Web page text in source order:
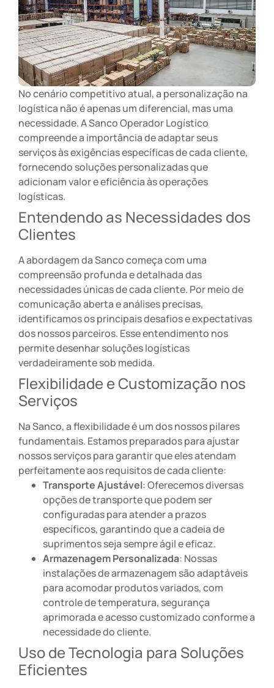
No cenário competitivo atual, a personalização na
logística não é apenas um diferencial, mas uma
necessidade. A Sanco Operador Logístico
compreende a importância de adaptar seus
serviços às exigências específicas de cada cliente,
fornecendo soluções personalizadas que
adicionam valor e eficiência às operações
logísticas.
Entendendo as Necessidades dos
Clientes
A abordagem da Sanco começa com uma
compreensão profunda e detalhada das
necessidades únicas de cada cliente. Por meio de
comunicação aberta e análises precisas,
identificamos os principais desafios e expectativas
dos nossos parceiros. Esse entendimento nos
permite desenhar soluções logísticas
verdadeiramente sob medida.
Flexibilidade e Customização nos
Serviços
Na Sanco, a flexibilidade é um dos nossos pilares
fundamentais. Estamos preparados para ajustar
nossos serviços para garantir que eles atendam
perfeitamente aos requisitos de cada cliente:
Transporte Ajustável: Oferecemos diversas
opções de transporte que podem ser
configuradas para atender a prazos
específicos, garantindo que a cadeia de
suprimentos seja sempre ágil e eficaz.
Armazenagem Personalizada: Nossas
instalações de armazenagem são adaptáveis
para acomodar produtos variados, com
controle de temperatura, segurança
aprimorada e acesso customizado conforme a
necessidade do cliente.
Uso de Tecnologia para Soluções
Eficientes